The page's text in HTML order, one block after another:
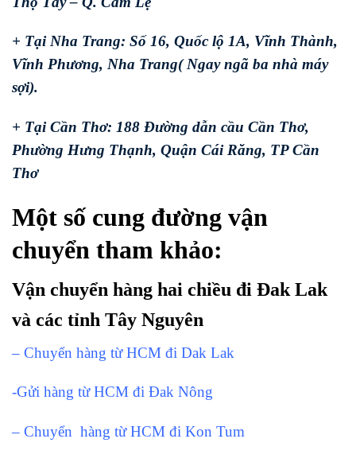
+ Tại Nha Trang: Số 16, Quốc lộ 1A, Vĩnh Thành,
Vĩnh Phương, Nha Trang( Ngay ngã ba nhà máy
sợi).
+ Tại Cần Thơ: 188 Đường dẫn cầu Cần Thơ,
Phường Hưng Thạnh, Quận Cái Răng, TP Cần
Thơ
Một số cung đường vận
chuyển tham khảo:
Vận chuyển hàng hai chiều đi Đak Lak
và các tỉnh Tây Nguyên
– Chuyển hàng từ HCM đi Dak Lak
-Gửi hàng từ HCM đi Đak Nông
– Chuyển hàng từ HCM đi Kon Tum